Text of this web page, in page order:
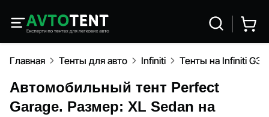
Главная Тенты для авто Infiniti Тенты на Infiniti
Автомобильный тент Perfect
Garage. Размер: XL Sedan на